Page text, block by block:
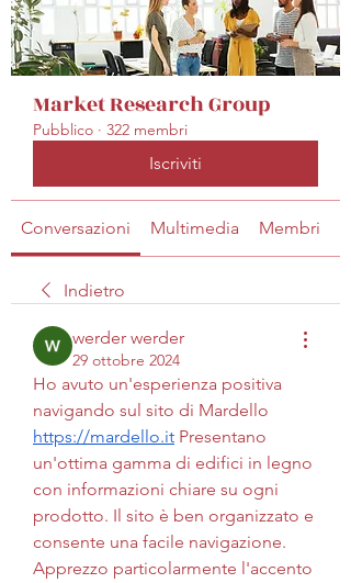
Market Research Group
Pubblico · 322 membri
Iscriviti
Conversazioni Multimedia Membri
Indietro
werder werder
29 ottobre 2024
Ho avuto un'esperienza positiva
https://mardello.it Presentano
un'ottima gamma di edifici in legno
con informazioni chiare su ogni
prodotto. Il sito è ben organizzato e
consente una facile navigazione.
Apprezzo particolarmente l'accento